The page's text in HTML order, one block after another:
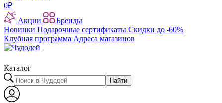
0₽
Акции
Бренды
Новинки Подарочные сертификаты Скидки до -60%
Клубная программа Адреса магазинов
Каталог
Найти